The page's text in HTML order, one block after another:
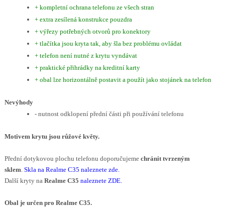
+ kompletní ochrana telefonu ze všech stran
+ extra zesílená konstrukce pouzdra
+ výřezy potřebných otvorů pro konektory
+ tlačítka jsou kryta tak, aby šla bez problému ovládat
+ telefon není nutné z krytu vyndávat
+ praktické přihrádky na kreditní karty
+ obal lze horizontálně postavit a použít jako stojánek na telefon
Nevýhody
- nutnost odklopení přední části při používání telefonu
Motivem krytu jsou růžové květy.
Přední dotykovou plochu telefonu doporučujeme chránit tvrzeným
sklem. Skla na Realme C35 naleznete zde.
Další kryty na Realme C35 naleznete ZDE.
Obal je určen pro Realme C35.